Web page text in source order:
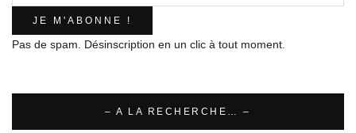
Pas de spam. Désinscription en un clic à tout moment.
– A LA RECHERCHE… –